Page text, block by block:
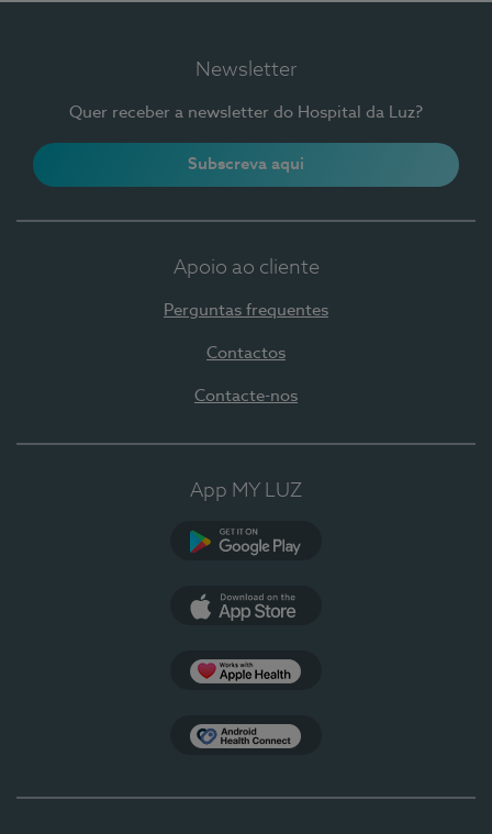
Newsletter
Quer receber a newsletter do Hospital da Luz?
Subscreva aqui
Apoio ao cliente
Perguntas frequentes
Contactos
Contacte-nos
App MY LUZ